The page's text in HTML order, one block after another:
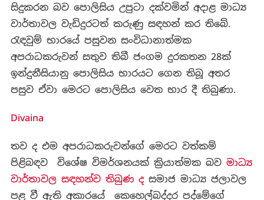
සිදුකරන බව පොලිසිය උපුටා දක්වමින් අදාළ මාධ්‍ය
වාර්තාවල වැඩිදුරටත් කරුණු සඳහන් කර තිබේ.
රැඳවුම් භාරයේ පසුවන සංවිධානාත්මක
අපරාධකරුවන් සතුව තිබී ජංගම දුරකතන 28ක්
ඉන්දුනීසියානු පොලිසිය භාරයට ගෙන තිබූ අතර
පසුව ඒවා මෙරට පොලිසිය වෙත භාර දී තිබුණා.
Divaina
තව ද එම අපරාධකරුවන්ගේ මෙරට වත්කම්
පිළිබඳව විශේෂ විමර්ශනයක් ක්‍රියාත්මක බව මාධ්‍ය
වාර්තාවල සඳහන්ව තිබුණ දසමාජ මාධ්‍ය ජලාවල
පළ වී ඇති අකාරයේ කෙහෙල්බද්දර පද්මේගේ